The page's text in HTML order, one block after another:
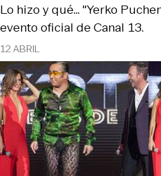
12 ABRIL
Lo hizo y qué... "Yerko
evento oficial de Canal 13.